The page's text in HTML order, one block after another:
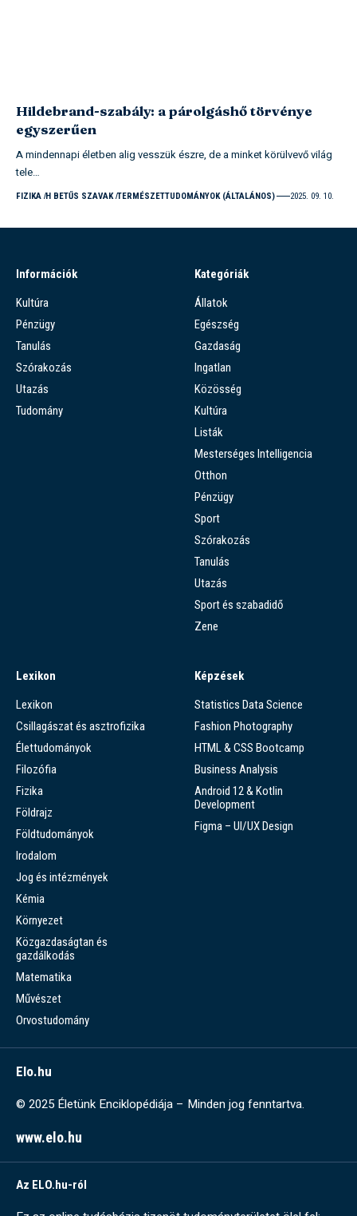
Hildebrand-szabály: a párolgáshő törvénye
egyszerűen
A mindennapi életben alig vesszük észre, de a minket körülvevő világ
tele…
FIZIKA H BETŰS SZAVAK TERMÉSZETTUDOMÁNYOK (ÁLTALÁNOS) 2025. 09. 10.
Információk
Kultúra
Pénzügy
Tanulás
Szórakozás
Utazás
Tudomány
Kategóriák
Állatok
Egészség
Gazdaság
Ingatlan
Közösség
Kultúra
Listák
Mesterséges Intelligencia
Otthon
Pénzügy
Sport
Szórakozás
Tanulás
Utazás
Sport és szabadidő
Zene
Lexikon
Lexikon
Csillagászat és asztrofizika
Élettudományok
Filozófia
Fizika
Földrajz
Földtudományok
Irodalom
Jog és intézmények
Kémia
Környezet
Közgazdaságtan és
gazdálkodás
Matematika
Művészet
Orvostudomány
Képzések
Statistics Data Science
Fashion Photography
HTML & CSS Bootcamp
Business Analysis
Android 12 & Kotlin
Development
Figma – UI/UX Design
Elo.hu
© 2025 Életünk Enciklopédiája – Minden jog fenntartva.
www.elo.hu
Az ELO.hu-ról